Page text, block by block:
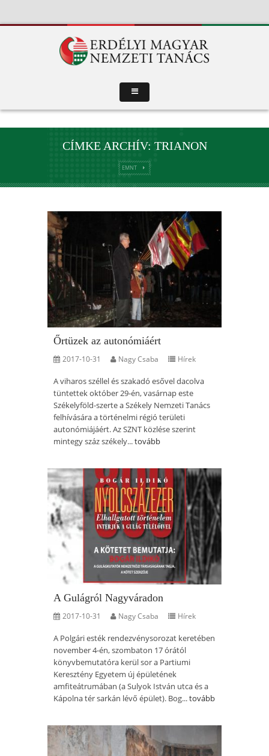
CÍMKE ARCHÍV: TRIANON
EMNT
Őrtüzek az autonómiáért
2017-10-31 Nagy Csaba Hírek
A viharos széllel és szakadó esővel dacolva
tüntettek október 29-én, vasárnap este
Székelyföld-szerte a Székely Nemzeti Tanács
felhívására a történelmi régió területi
autonómiájáért. Az SZNT közlése szerint
mintegy száz székely...tovább
A Gulágról Nagyváradon
2017-10-31 Nagy Csaba Hírek
A Polgári esték rendezvénysorozat keretében
november 4-én, szombaton 17 órától
könyvbemutatóra kerül sor a Partiumi
Keresztény Egyetem új épületének
amfiteátrumában (a Sulyok István utca és a
Kápolna tér sarkán lévő épület). Bog...tovább